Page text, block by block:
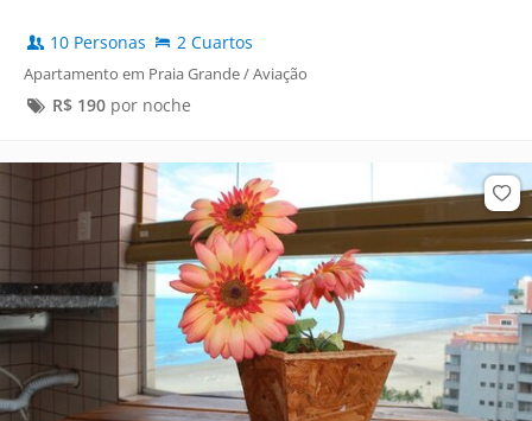
10 Personas 2 Cuartos
Apartamento em Praia Grande / Aviação
R$ 190por noche